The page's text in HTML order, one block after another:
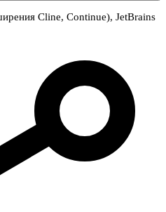
Cline, Continue), JetBrains